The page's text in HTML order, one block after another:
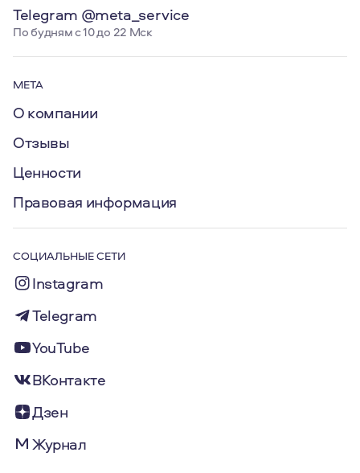
Telegram @meta_service
По будням с 10 до 22 Мск
МЕТА
О компании
Отзывы
Ценности
Правовая информация
СОЦИАЛЬНЫЕ СЕТИ
Instagram
Telegram
YouTube
ВКонтакте
Дзен
Журнал